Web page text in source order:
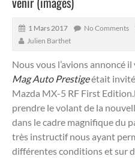
1 Mars 2017 No Comments
Julien Barthet
Nous vous l’avions annoncé
Mag Auto Prestigeétait invité
Mazda MX-5 RF First Edition.
prendre le volant de la
dans le cadre magnifique du
très instructif nous ayant
différentes conditions et sur